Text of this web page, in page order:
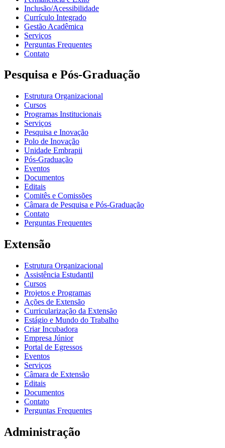
Inclusão/Acessibilidade
Currículo Integrado
Gestão Acadêmica
Serviços
Perguntas Frequentes
Contato
Pesquisa e Pós-Graduação
Estrutura Organizacional
Cursos
Programas Institucionais
Serviços
Pesquisa e Inovação
Polo de Inovação
Unidade Embrapii
Pós-Graduação
Eventos
Documentos
Editais
Comitês e Comissões
Câmara de Pesquisa e Pós-Graduação
Contato
Perguntas Frequentes
Extensão
Estrutura Organizacional
Assistência Estudantil
Cursos
Projetos e Programas
Ações de Extensão
Curricularização da Extensão
Estágio e Mundo do Trabalho
Criar Incubadora
Empresa Júnior
Portal de Egressos
Eventos
Serviços
Câmara de Extensão
Editais
Documentos
Contato
Perguntas Frequentes
Administração